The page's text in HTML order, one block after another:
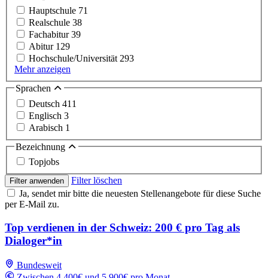
Hauptschule 71
Realschule 38
Fachabitur39
Abitur 129
Hochschule/Universität 293
Mehr anzeigen
Sprachen
Deutsch 411
Englisch 3
Arabisch 1
Bezeichnung
Topjobs
Filter anwenden
Filter löschen
Ja, sendet mir bitte die neuesten Stellenangebote für diese Suche
per E-Mail zu.
Top verdienen in der Schweiz: 200 € pro Tag als
Dialoger*in
Bundesweit